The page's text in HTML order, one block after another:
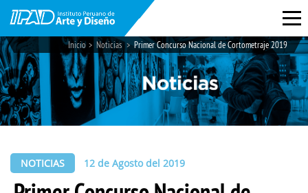
Inicio Noticias Primer Concurso Nacional de Cortometraje 2019
NOTICIAS 12 de Agosto del 2019